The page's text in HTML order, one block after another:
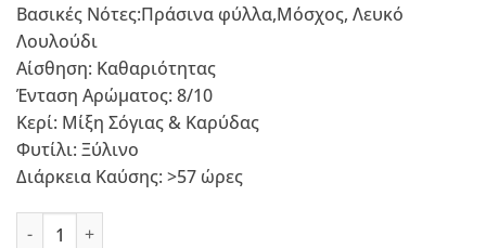
Βασικές Νότες:Πράσινα φύλλα,Μόσχος, Λευκό
Λουλούδι
Αίσθηση: Καθαριότητας
Ένταση Αρώματος: 8/10
Κερί: Μίξη Σόγιας & Καρύδας
Φυτίλι: Ξύλινο
Διάρκεια Καύσης: >57 ώρες
Fresh Cotton & Sea mist ποσότητα